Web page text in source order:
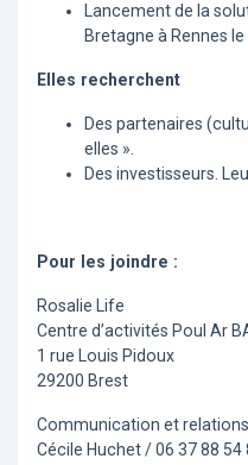
Lancement de la
Bretagne à Rennes
Elles recherchent
Des partenaires
elles ».
Des investisseurs.
Pour les joindre :
Rosalie Life
Centre d’activités Poul Ar
1 rue Louis Pidoux
29200 Brest
Communication et
Cécile Huchet / 06 37 88